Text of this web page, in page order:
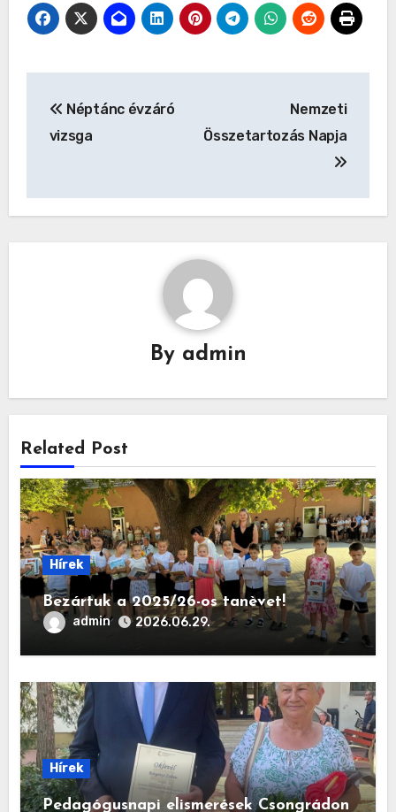
navigáció
Néptánc évzáró
vizsga
Nemzeti
Összetartozás Napja
By admin
Related Post
Hírek
Bezártuk a 2025/26-os tanèvet!
admin 2026.06.29.
Hírek
Pedagógusnapi elismerések Csongrádon